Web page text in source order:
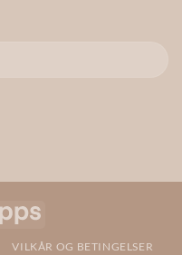
Vipps
VILKÅR OG BETINGELSER